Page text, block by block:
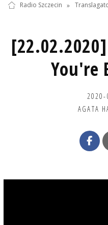
Radio Szczecin »
You're
AGATA